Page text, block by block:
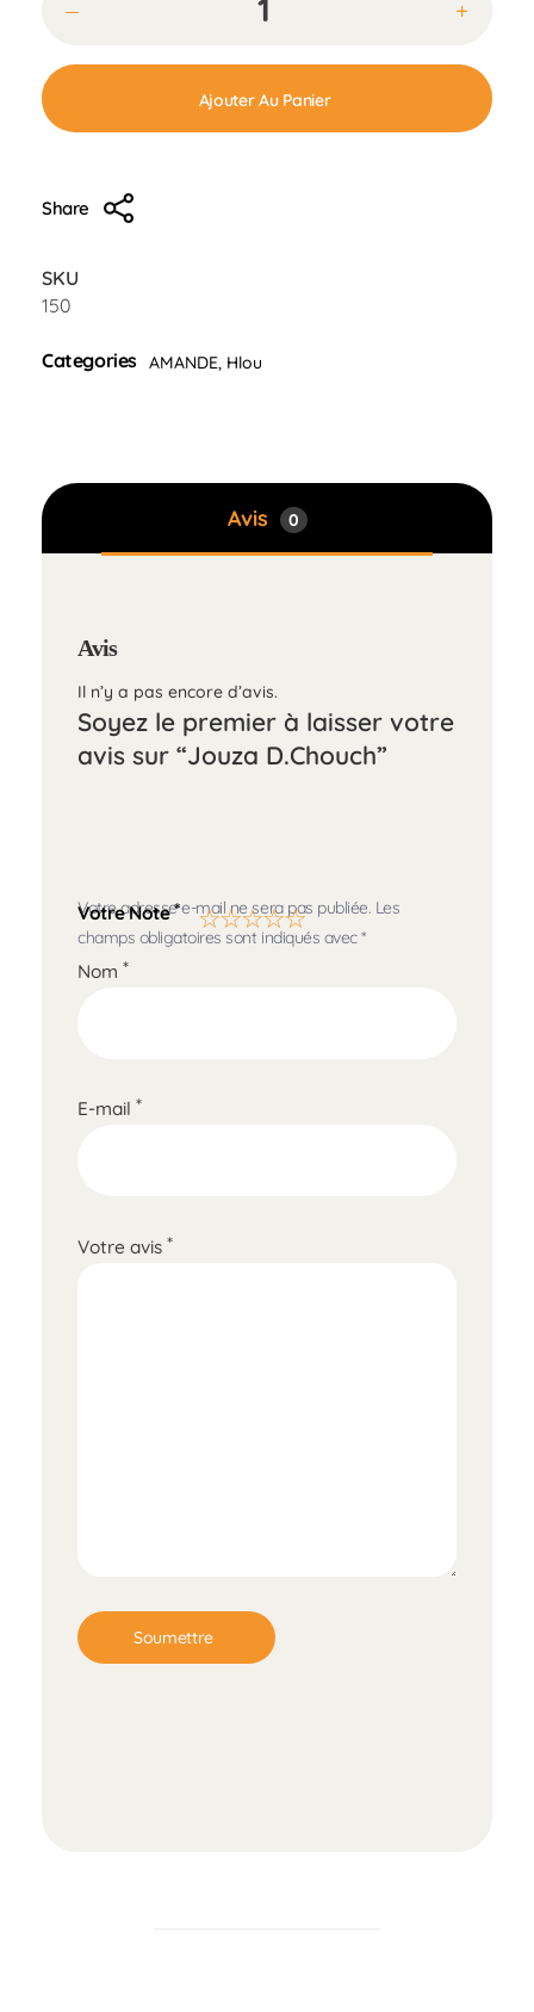
Ajouter Au Panier
Share
SKU
150
Categories AMANDE, Hlou
Avis 0
Avis
Il n’y a pas encore d’avis.
Soyez le premier à laisser votre
avis sur “Jouza D.Chouch”
Votre adresse e-mail ne sera pas publiée. Les
champs obligatoires sont indiqués avec*
Nom *
E-mail *
Votre Note*
Votre avis *